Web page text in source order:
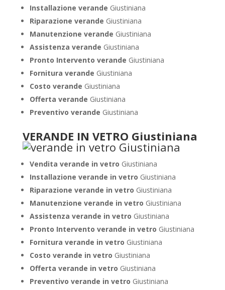
Installazione verande Giustiniana
Riparazione verande Giustiniana
Manutenzione verande Giustiniana
Assistenza verande Giustiniana
Pronto Intervento verande Giustiniana
Fornitura verande Giustiniana
Costo verande Giustiniana
Offerta verande Giustiniana
Preventivo verande Giustiniana
VERANDE IN VETRO Giustiniana
Vendita verande in vetro Giustiniana
Installazione verande in vetro Giustiniana
Riparazione verande in vetro Giustiniana
Manutenzione verande in vetro Giustiniana
Assistenza verande in vetro Giustiniana
Pronto Intervento verande in vetro Giustiniana
Fornitura verande in vetro Giustiniana
Costo verande in vetro Giustiniana
Offerta verande in vetro Giustiniana
Preventivo verande in vetro Giustiniana